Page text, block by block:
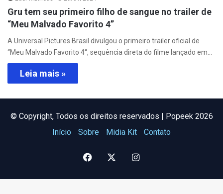
Gru tem seu primeiro filho de sangue no trailer de
“Meu Malvado Favorito 4”
A Universal Pictures Brasil divulgou o primeiro trailer oficial de
“Meu Malvado Favorito 4“, sequência direta do filme lançado em…
Leia mais »
©️ Copyright, Todos os direitos reservados | Popeek 2026
Início
Sobre Midia Kit Contato
Facebook Instagram